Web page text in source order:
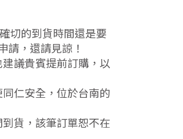
切的到貨時間還是要
，還請見諒！
議貴賓提前訂購，以
仁安全，位於台南的
貨，該筆訂單恕不在